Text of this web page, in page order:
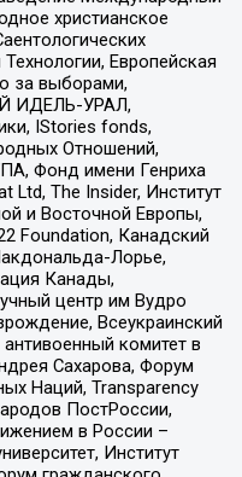
христианское
Европейская
за выборами,
ИДЕЛЬ-УРАЛ,
IStories fonds,
Отношений,
Фонд имени Генриха
Ltd, The Insider, Институт
и Восточной Европы,
Foundation, Канадский
Лорье,
Канады,
центр им Вудро
Всеукраинский
комитет в
Сахарова, Форум
Наций, Transparеncy
ПостРоссии,
в России –
Институт